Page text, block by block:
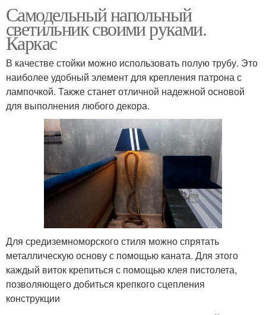
Самодельный напольный
светильник своими руками.
Каркас
В качестве стойки можно использовать полую трубу. Это
наиболее удобный элемент для крепления патрона с
лампочкой. Также станет отличной надежной основой
для выполнения любого декора.
Для средиземноморского стиля можно спрятать
металлическую основу с помощью каната. Для этого
каждый виток крепиться с помощью клея пистолета,
позволяющего добиться крепкого сцепления
конструкции